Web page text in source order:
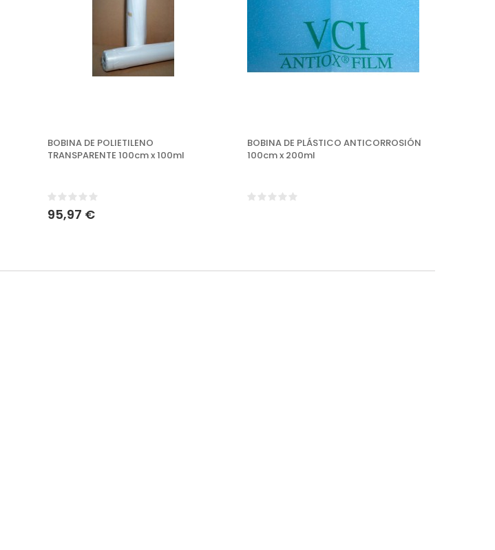
BOBINA DE POLIETILENO
TRANSPARENTE 100cm x 100ml
95,97 €
BOBINA DE PLÁSTICO ANTICORROSIÓN
100cm x 200ml